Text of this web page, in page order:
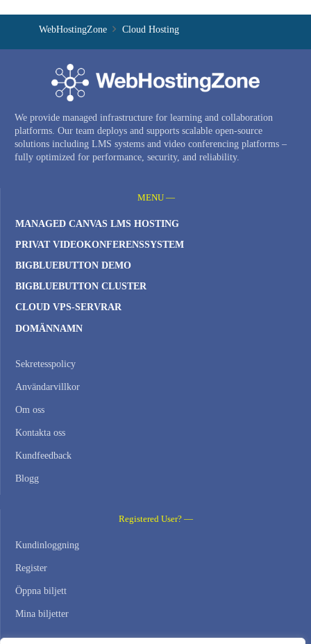
WebHostingZone Cloud Hosting
We provide managed infrastructure for learning and collaboration
platforms. Our team deploys and supports scalable open-source
solutions including LMS systems and video conferencing platforms –
fully optimized for performance, security, and reliability.
MENU —
MANAGED CANVAS LMS HOSTING
PRIVAT VIDEOKONFERENSSYSTEM
BIGBLUEBUTTON DEMO
BIGBLUEBUTTON CLUSTER
CLOUD VPS-SERVRAR
DOMÄNNAMN
Sekretesspolicy
Användarvillkor
Om oss
Kontakta oss
Kundfeedback
Blogg
Registered User? —
Kundinloggning
Register
Öppna biljett
Mina biljetter